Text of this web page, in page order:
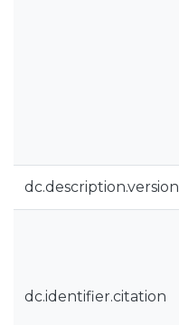
dc.description.version
dc.identifier.citation